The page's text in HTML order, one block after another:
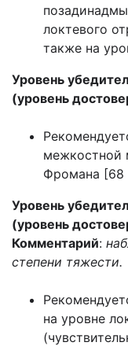
локтевого
также на
Уровень
(уровень
межкостной
Фромана [68
Уровень
(уровень
Комментарий:
степени тяжести.
на уровне